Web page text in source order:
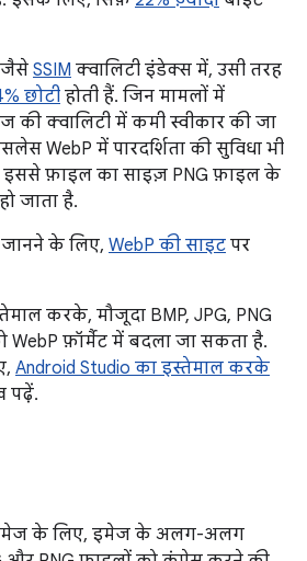
जैसे SSIM क्वालिटी इंडेक्स में, उसी तरह
छोटी होती हैं. जिन मामलों में
की क्वालिटी में कमी स्वीकार की जा
WebP में पारदर्शिता की सुविधा भी
इससे फ़ाइल का साइज़ PNG फ़ाइल के
जाता है.
जानने के लिए, WebP की साइट पर
करके, मौजूदा BMP, JPG, PNG
WebP फ़ॉर्मैट में बदला जा सकता है.
Android Studio का इस्तेमाल करके
पढ़ें.
के लिए, इमेज के अलग-अलग